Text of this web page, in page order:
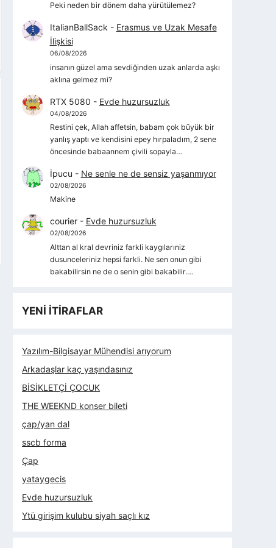
Peki neden bir dönem daha yürütülemez?
ItalianBallSack - Erasmus ve Uzak Mesafe
İlişkisi
06/08/2026
insanın güzel ama sevdiğinden uzak anlarda aşkı
aklına gelmez mi?
RTX 5080 - Evde huzursuzluk
04/08/2026
Restini çek, Allah affetsin, babam çok büyük bir
yanlış yaptı ve kendisini epey hırpaladım, 2 sene
öncesinde babaannem çivili sopayla…
İpucu - Ne senle ne de sensiz yaşanmıyor
02/08/2026
Makine
courier- Evde huzursuzluk
02/08/2026
Alttan al kral devriniz farkli kaygılarıniz
dusunceleriniz hepsi farkli. Ne sen onun gibi
bakabilirsin ne de o senin gibi bakabilir.…
YENİ İTİRAFLAR
Yazılım-Bilgisayar Mühendisi arıyorum
Arkadaşlar kaç yaşındasınız
BİSİKLETÇİ ÇOCUK
THE WEEKND konser bileti
çap/yan dal
sscb forma
Çap
yataygecis
Evde huzursuzluk
Ytü girişim kulubu siyah saçlı kız